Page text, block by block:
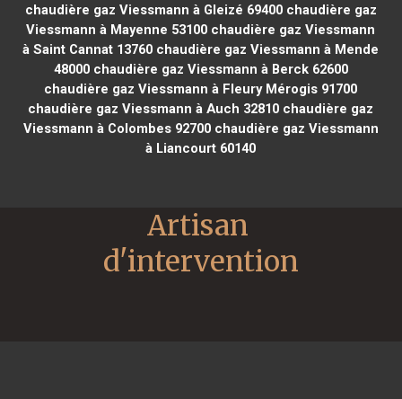
chaudière gaz Viessmann à Gleizé 69400chaudière gaz
Viessmann à Mayenne 53100 chaudière gaz Viessmann
à Saint Cannat 13760 chaudière gaz Viessmann à Mende
48000chaudière gaz Viessmann à Berck 62600
chaudière gaz Viessmann à Fleury Mérogis 91700
chaudière gaz Viessmann à Auch 32810 chaudière gaz
Viessmann à Colombes 92700chaudière gaz Viessmann
à Liancourt 60140
Artisan
d'intervention